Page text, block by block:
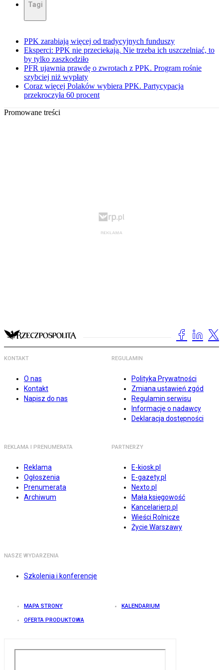
Tagi
PPK zarabiają więcej od tradycyjnych funduszy
Eksperci: PPK nie przeciekają. Nie trzeba ich uszczelniać, to
by tylko zaszkodziło
PFR ujawnia prawdę o zwrotach z PPK. Program rośnie
szybciej niż wypłaty
Coraz więcej Polaków wybiera PPK. Partycypacja
przekroczyła 60 procent
Promowane treści
KONTAKT
O nas
Kontakt
Napisz do nas
REGULAMIN
Polityka Prywatności
Zmiana ustawień zgód
Regulamin serwisu
Informacje o nadawcy
Deklaracja dostępności
REKLAMA I PRENUMERATA
Reklama
Ogłoszenia
Prenumerata
Archiwum
PARTNERZY
E-kiosk.pl
E-gazety.pl
Nexto.pl
Mała księgowość
Kancelarierp.pl
Wieści Rolnicze
Życie Warszawy
NASZE WYDARZENIA
Szkolenia i konferencje
MAPA STRONY KALENDARIUM
OFERTA PRODUKTOWA